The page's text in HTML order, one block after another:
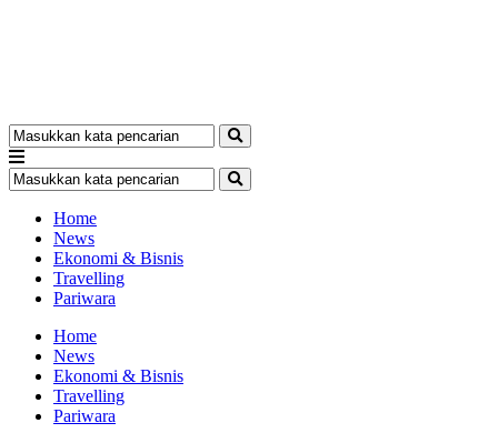
Home
News
Ekonomi & Bisnis
Travelling
Pariwara
Home
News
Ekonomi & Bisnis
Travelling
Pariwara